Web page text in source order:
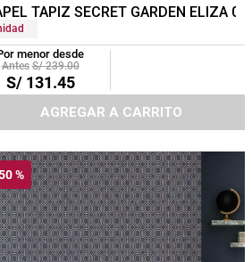
SUMMER
TAPIZ SECRET GARDEN ELIZA
menor desde
S/ 239.00
S/ 131.45
AGREGAR A CARRITO
%